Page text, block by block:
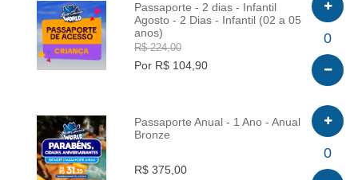
INFO
Passaporte - 2 dias - Infantil
Agosto - 2 Dias - Infantil (02 a 05
anos)
R$ 224,00
Por R$ 104,90
0
INFO
Passaporte Anual - 1 Ano - Anual
Bronze
R$ 375,00
0